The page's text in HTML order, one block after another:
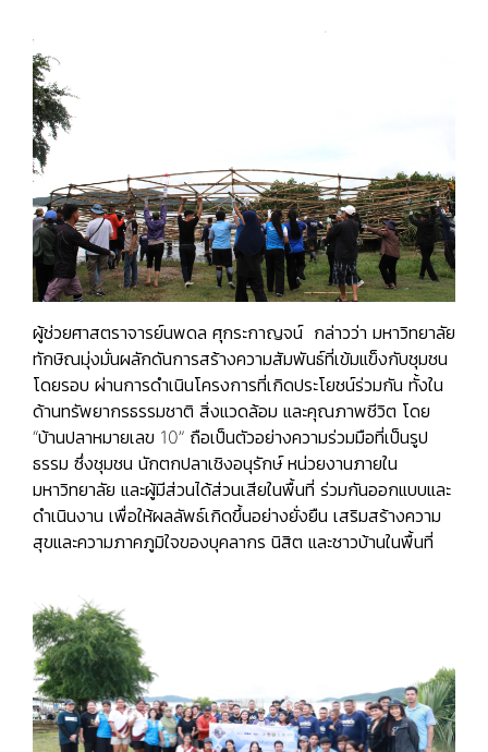
ผู้ช่วยศาสตราจารย์นพดล ศุกระกาญจน์กล่าวว่า มหาวิทยาลัย
ทักษิณมุ่งมั่นผลักดันการสร้างความสัมพันธ์ที่เข้มแข็งกับชุมชน
โดยรอบ ผ่านการดำเนินโครงการที่เกิดประโยชน์ร่วมกัน ทั้งใน
ด้านทรัพยากรธรรมชาติ สิ่งแวดล้อม และคุณภาพชีวิต โดย
“บ้านปลาหมายเลข 10” ถือเป็นตัวอย่างความร่วมมือที่เป็นรูป
ธรรม ซึ่งชุมชน นักตกปลาเชิงอนุรักษ์ หน่วยงานภายใน
มหาวิทยาลัย และผู้มีส่วนได้ส่วนเสียในพื้นที่ ร่วมกันออกแบบและ
ดำเนินงาน เพื่อให้ผลลัพธ์เกิดขึ้นอย่างยั่งยืน เสริมสร้างความ
สุขและความภาคภูมิใจของบุคลากร นิสิต และชาวบ้านในพื้นที่